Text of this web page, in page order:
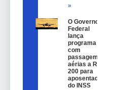
»
O Governo
Federal
lança
programa
com
passagem
aérias a R$
200 para
aposentados
do INSS